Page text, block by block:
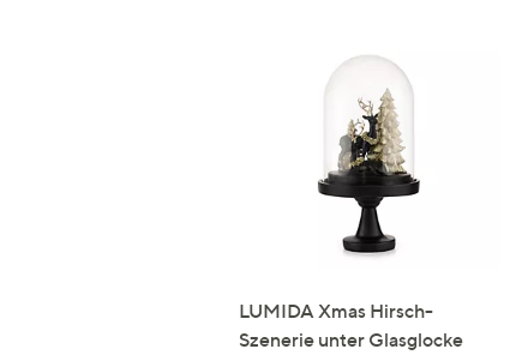
LUMIDA Xmas Hirsch-
Szenerie unter Glasglocke